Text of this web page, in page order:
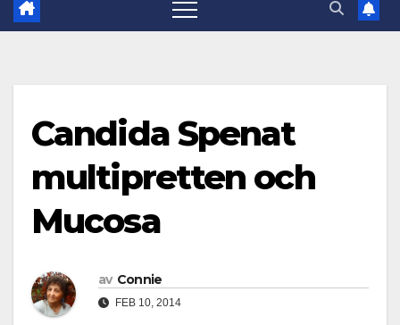
Candida Spenat
multipretten och
Mucosa
av Connie
FEB 10, 2014